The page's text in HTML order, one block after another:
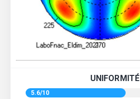
UNIFORMITÉ
5.6/10